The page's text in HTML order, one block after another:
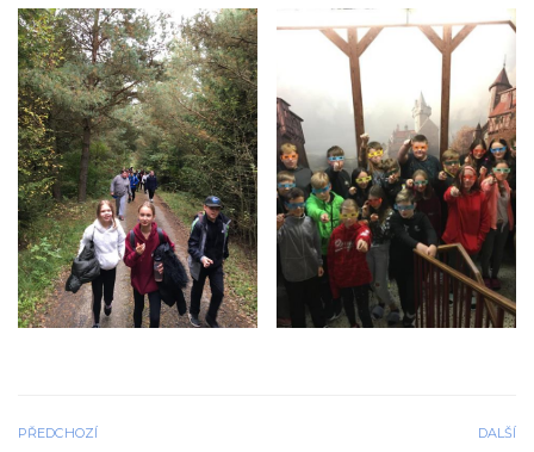
PŘEDCHOZÍ DALŠÍ